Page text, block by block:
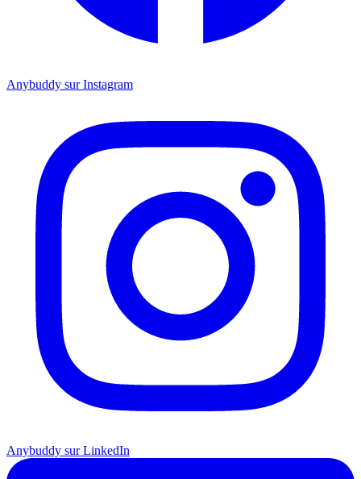
Anybuddy sur Instagram
Anybuddy sur LinkedIn